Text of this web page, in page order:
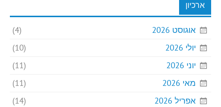
ארכיון
אוגוסט 2026
יולי 2026
יוני 2026
מאי 2026
אפריל 2026